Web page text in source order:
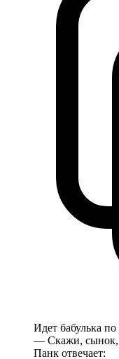
Идет бабулька
— Скажи, сынок,
Панк отвечает: